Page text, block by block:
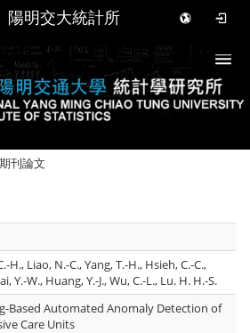
陽明交大統計所
期刊論文
H., Liao, N.-C., Yang, T.-H., Hsieh, C.-C.,
Y.-W., Huang, Y.-J., Wu, C.-L., Lu. H. H.-S.
Based Automated Anomaly Detection of
Care Units